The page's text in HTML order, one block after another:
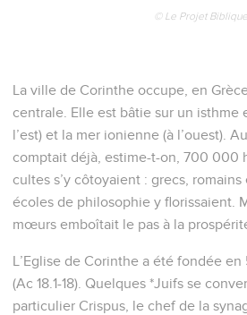
© Le Projet Biblique
La ville de Corinthe occupe, en
centrale. Elle est bâtie sur un isthme
l’est) et la mer ionienne (à l’ouest).
comptait déjà, estime-t-on, 700 000
cultes s’y côtoyaient : grecs,
écoles de philosophie y florissaient.
mœurs emboîtait le pas à la
L’Eglise de Corinthe a été fondée en
(Ac 18.1-18). Quelques *Juifs se
particulier Crispus, le chef de la